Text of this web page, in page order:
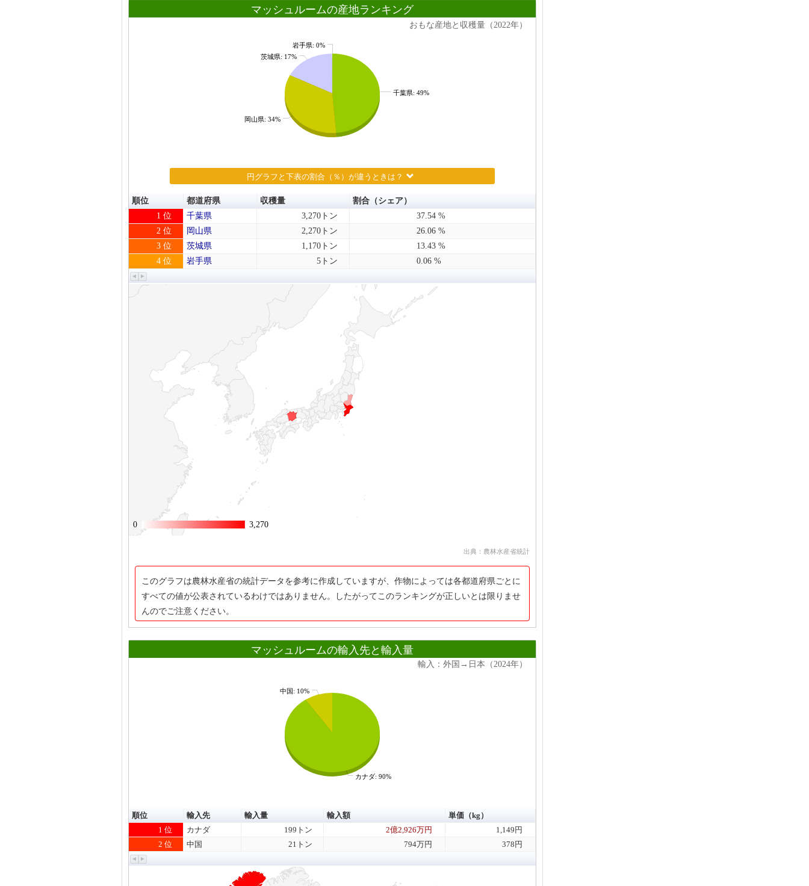
マッシュルームの産地ランキング
千葉県: 49%
岡山県: 34%
茨城県: 17%
岩手県: 0%
おもな産地と収穫量（2022年）
円グラフと下表の割合（％）が違うときは？
順位 都道府県 収穫量
割合（シェア）
1 位
千葉県 3,270トン
37.54 %
2 位
岡山県 2,270トン
26.06 %
3 位
茨城県 1,170トン
13.43 %
4 位
岩手県 5トン 0.06 %
0
0 3,270
3,270
出典：農林水産省統計
このグラフは農林水産省の統計データを参考に作成していますが、作物によっては各都道府県ごとに
すべての値が公表されているわけではありません。したがってこのランキングが正しいとは限りませ
んのでご注意ください。
マッシュルームの輸入先と輸入量
カナダ: 90%
中国: 10%
輸入：外国→日本（2024年）
順位 輸入先 輸入量 輸入額
単価（kg）
1 位
カナダ 199トン 2億2,926万円
1,149円
2 位
中国 21トン 794万円 378円